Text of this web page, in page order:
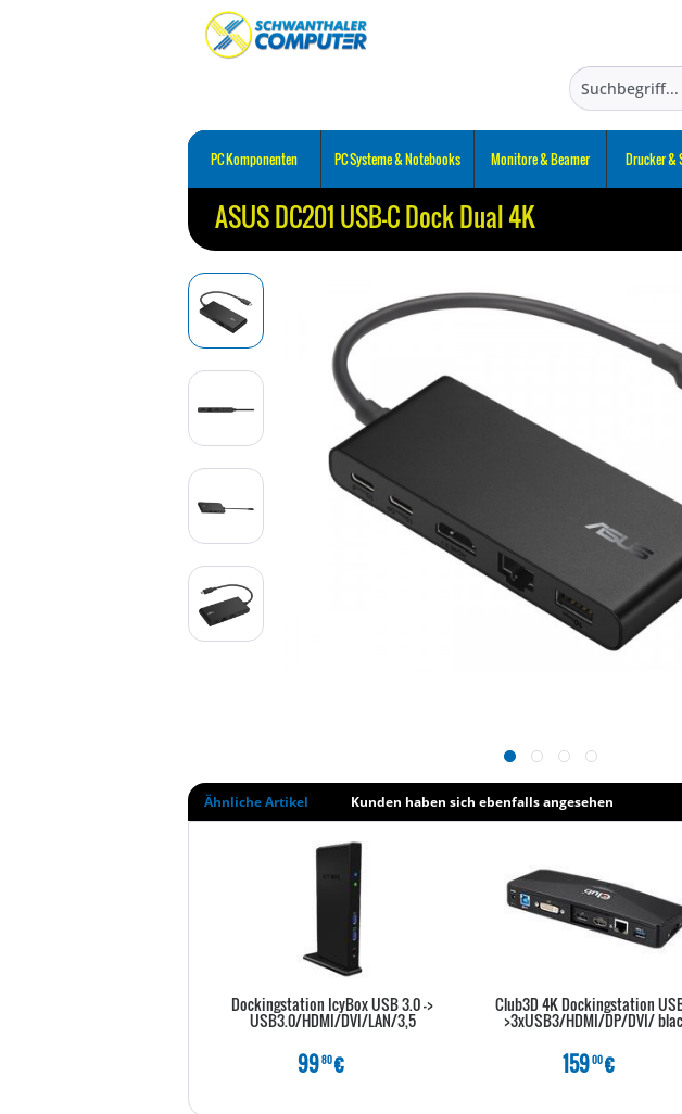
PC Komponenten PC Systeme & Notebooks Monitore & Beamer Drucker &
ASUS DC201 USB-C Dock Dual 4K
Ähnliche Artikel Kunden haben sich ebenfalls angesehen
Dockingstation IcyBox USB 3.0 ->
USB3.0/HDMI/DVI/LAN/3,5
9980€
Club3D 4K Dockingstation
>3xUSB3/HDMI/DP/DVI/
15900€